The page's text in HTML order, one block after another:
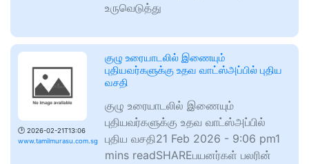
உருவெடுத்து
🕑 2026-02-21T13:06
www.tamilmurasu.com.sg
குழு உரையாடலில் இணையும்
புதியவர்களுக்கு உதவ வாட்ஸ்அப்பில் புதிய
வசதி
குழு உரையாடலில் இணையும்
புதியவர்களுக்கு உதவ வாட்ஸ்அப்பில்
புதிய வசதி21 Feb 2026 - 9:06 pm1
mins readSHAREபயனர்கள் பலரின்